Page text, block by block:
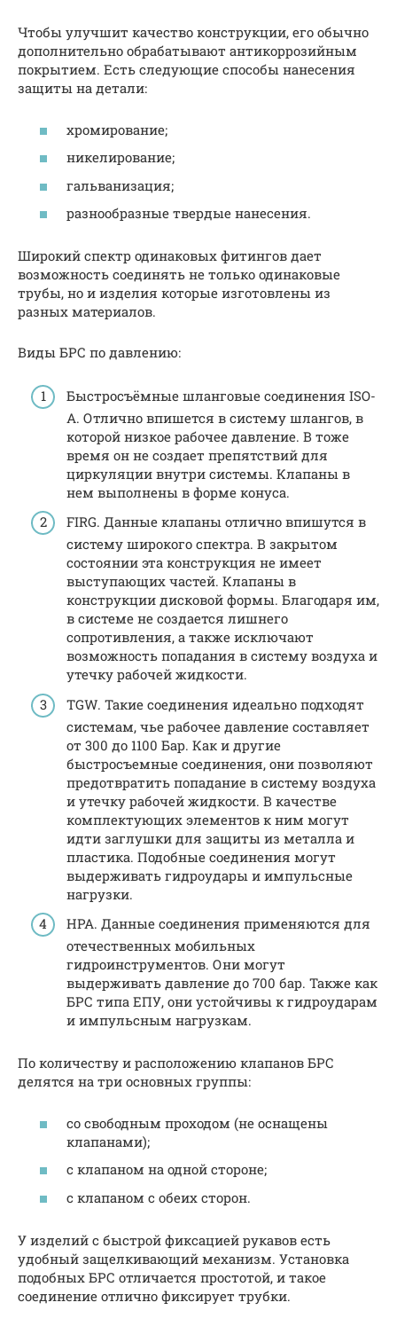
Чтобы улучшит качество конструкции, его обычно
дополнительно обрабатывают антикоррозийным
покрытием. Есть следующие способы нанесения
защиты на детали:
хромирование;
никелирование;
гальванизация;
разнообразные твердые нанесения.
Широкий спектр одинаковых фитингов дает
возможность соединять не только одинаковые
трубы, но и изделия которые изготовлены из
разных материалов.
Виды БРС по давлению:
Быстросъёмные шланговые соединения ISO-
A. Отлично впишется в систему шлангов, в
которой низкое рабочее давление. В тоже
время он не создает препятствий для
циркуляции внутри системы. Клапаны в
нем выполнены в форме конуса.
FIRG. Данные клапаны отлично впишутся в
систему широкого спектра. В закрытом
состоянии эта конструкция не имеет
выступающих частей. Клапаны в
конструкции дисковой формы. Благодаря им,
в системе не создается лишнего
сопротивления, а также исключают
возможность попадания в систему воздуха и
утечку рабочей жидкости.
TGW. Такие соединения идеально подходят
системам, чье рабочее давление составляет
от 300 до 1100 Бар. Как и другие
быстросъемные соединения, они позволяют
предотвратить попадание в систему воздуха
и утечку рабочей жидкости. В качестве
комплектующих элементов к ним могут
идти заглушки для защиты из металла и
пластика. Подобные соединения могут
выдерживать гидроудары и импульсные
нагрузки.
НРА. Данные соединения применяются для
отечественных мобильных
гидроинструментов. Они могут
выдерживать давление до 700 бар. Также как
БРС типа ЕПУ, они устойчивы к гидроударам
и импульсным нагрузкам.
По количеству и расположению клапанов БРС
делятся на три основных группы:
со свободным проходом (не оснащены
клапанами);
с клапаном на одной стороне;
с клапаном с обеих сторон.
У изделий с быстрой фиксацией рукавов есть
удобный защелкивающий механизм. Установка
подобных БРС отличается простотой, и такое
соединение отлично фиксирует трубки.